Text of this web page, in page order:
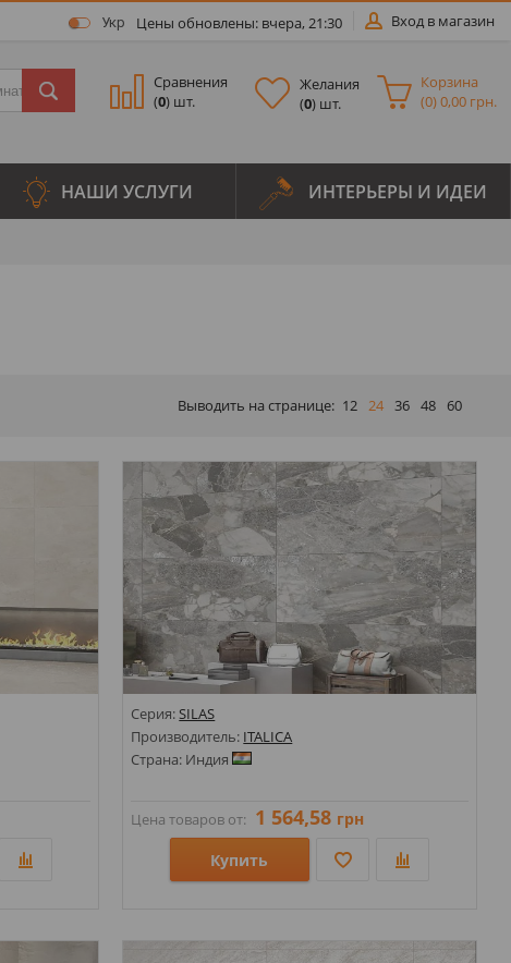
Цены обновлены: вчера, 21:30 Вход в магазин
Укр
Сравнения
(0) шт.
Желания
(0) шт.
Корзина
(0)0,00 грн.
НАШИ УСЛУГИ ИНТЕРЬЕРЫ И ИДЕИ
Выводить на странице: 12 24 36 48 60
Серия:SILAS
Производитель: ITALICA
Страна: Индия
Цена товаров от: 1 564,58 грн
Купить
Стили: Под камень;